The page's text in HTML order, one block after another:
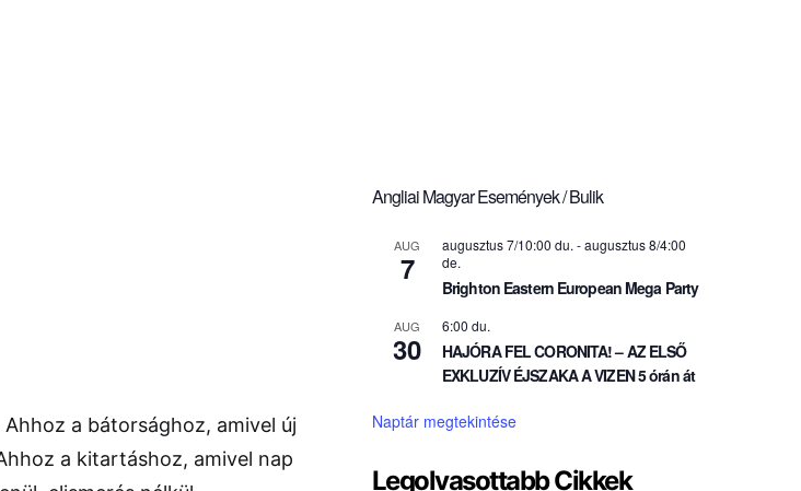
a bátorsághoz, amivel új
a kitartáshoz, amivel nap
Angliai Magyar Események / Bulik
AUG
7
augusztus 7/10:00 du. -augusztus 8/4:00
de.
Brighton Eastern European Mega Party
AUG
30
6:00 du.
HAJÓRA FEL CORONITA! – AZ ELSŐ
EXKLUZÍV ÉJSZAKA A VIZEN 5 órán át
Naptár megtekintése
Legolvasottabb Cikkek